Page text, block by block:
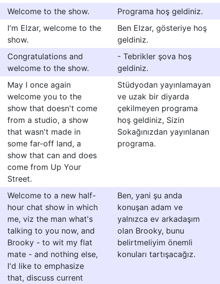
Welcome to the show.
Programa hoş geldiniz.
I'm Elzar, welcome to the
show.
Ben Elzar, gösteriye hoş
geldiniz.
Congratulations and
welcome to the show.
- Tebrikler şova hoş
geldiniz.
May I once again
welcome you to the
show that doesn't come
from a studio, a show
that wasn't made in
some far-off land, a
show that can and does
come from Up Your
Street.
Stüdyodan yayınlamayan
ve uzak bir diyarda
çekilmeyen programa
hoş geldiniz, Sizin
Sokağınızdan yayınlanan
programa.
Welcome to a new half-
hour chat show in which
me, viz the man what's
talking to you now, and
Brooky - to wit my flat
mate - and nothing else,
I'd like to emphasize
that, discuss current
Ben, yani şu anda
konuşan adam ve
yalnızca ev arkadaşım
olan Brooky, bunu
belirtmeliyim önemli
konuları tartışacağız.